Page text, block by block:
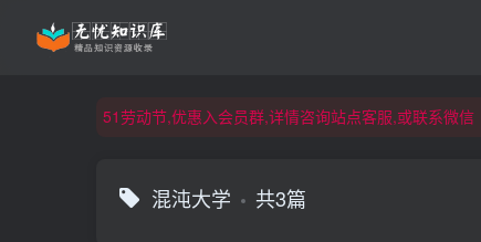
51劳动节,优惠入会员群,详情咨询站点客服,或联系微信
51劳动节,优惠入会员群,详情咨询站点客服,或联系微信
混沌大学 共3篇